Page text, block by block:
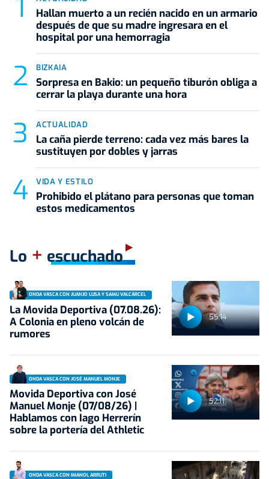
Hallan muerto a un recién nacido en un armario
después de que su madre ingresara en el
hospital por una hemorragia
BIZKAIA
Sorpresa en Bakio: un pequeño tiburón obliga a
cerrar la playa durante una hora
ACTUALIDAD
La caña pierde terreno: cada vez más bares la
sustituyen por dobles y jarras
VIDA Y ESTILO
Prohibido el plátano para personas que toman
estos medicamentos
Lo + escuchado
55:14
ONDA VASCA CON JUANJO LUSA Y SAMU VALCÁRCEL
La Movida Deportiva (07.08.26):
A Colonia en pleno volcán de
rumores
52:11
ONDA VASCA CON JOSÉ MANUEL MONJE
Movida Deportiva con José
Manuel Monje (07/08/26) |
Hablamos con Iago Herrerín
sobre la portería del Athletic
ONDA VASCA CON IMANOL ARRUTI